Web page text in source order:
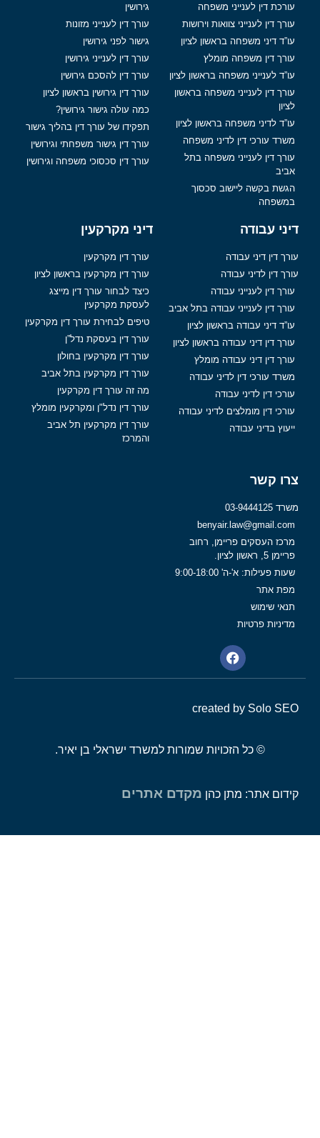
דין לענייני משפחה
לענייני צוואות וירושות
דיני משפחה בראשון לציון
דין משפחה מומלץ
משפחה בראשון לציון
דין לענייני משפחה בראשון
לדיני משפחה בראשון לציון
עורכי דין לדיני משפחה
דין לענייני משפחה בתל
בקשה ליישוב סכסוך
עורך דין לענייני מזונות
גישור לפני גירושין
עורך דין לענייני גירושין
עורך דין להסכם גירושין
עורך דין גירושין בראשון לציון
כמה עולה גישור גירושין?
תפקידו של עורך דין בהליך גישור
עורך דין גישור משפחתי וגירושין
עורך דין סכסוכי משפחה וגירושין
עבודה
דיני עבודה
לדיני עבודה
לענייני עבודה
דין לענייני עבודה בתל אביב
עבודה בראשון לציון
דיני עבודה בראשון לציון
דיני עבודה מומלץ
עורכי דין לדיני עבודה
דין לדיני עבודה
דין מומלצים לדיני עבודה
בדיני עבודה
דיני מקרקעין
עורך דין מקרקעין
עורך דין מקרקעין בראשון לציון
כיצד לבחור עורך דין מייצג
לעסקת מקרקעין
טיפים לבחירת עורך דין מקרקעין
עורך דין בעסקת נדל”ן
עורך דין מקרקעין בחולון
עורך דין מקרקעין בתל אביב
מה זה עורך דין מקרקעין
עורך דין נדל"ן ומקרקעין מומלץ
עורך דין מקרקעין תל אביב
קשר
העסקים פריימן, רחוב
א'-ה' 9:00-18:00
שימוש
פרטיות
created by Solo
© כל הזכויות שמורות למשרד ישראלי בן יאיר.
אתר: מתן כהן מקדם אתרים